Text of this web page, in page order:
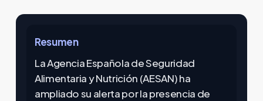
Resumen
La Agencia Española de Seguridad
Alimentaria y Nutrición (AESAN) ha
ampliado su alerta por la presencia de